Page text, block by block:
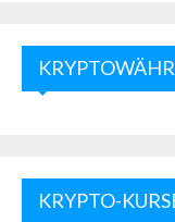
KRYPTO-